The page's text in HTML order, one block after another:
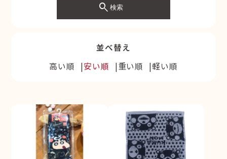
search検索
並べ替え
高い順
安い順 重い順 軽い順